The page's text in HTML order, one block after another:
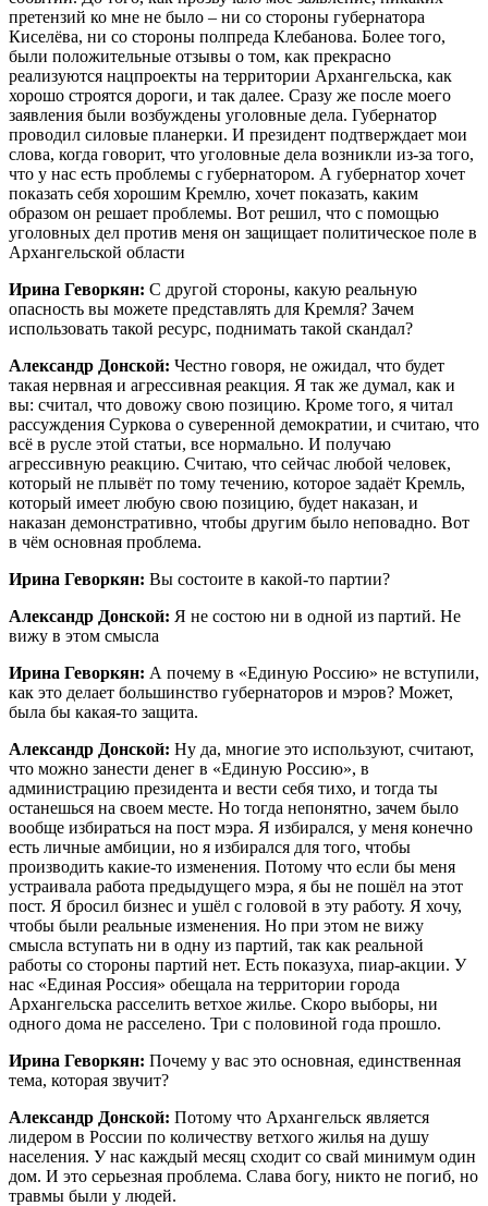
претензий ко мне не было – ни со стороны губернатора
Киселёва, ни со стороны полпреда Клебанова. Более того,
были положительные отзывы о том, как прекрасно
реализуются нацпроекты на территории Архангельска, как
хорошо строятся дороги, и так далее. Сразу же после моего
заявления были возбуждены уголовные дела. Губернатор
проводил силовые планерки. И президент подтверждает мои
слова, когда говорит, что уголовные дела возникли из-за того,
что у нас есть проблемы с губернатором. А губернатор хочет
показать себя хорошим Кремлю, хочет показать, каким
образом он решает проблемы. Вот решил, что с помощью
уголовных дел против меня он защищает политическое поле в
Архангельской области
Ирина Геворкян: С другой стороны, какую реальную
опасность вы можете представлять для Кремля? Зачем
использовать такой ресурс, поднимать такой скандал?
Александр Донской: Честно говоря, не ожидал, что будет
такая нервная и агрессивная реакция. Я так же думал, как и
вы: считал, что довожу свою позицию. Кроме того, я читал
рассуждения Суркова о суверенной демократии, и считаю, что
всё в русле этой статьи, все нормально. И получаю
агрессивную реакцию. Считаю, что сейчас любой человек,
который не плывёт по тому течению, которое задаёт Кремль,
который имеет любую свою позицию, будет наказан, и
наказан демонстративно, чтобы другим было неповадно. Вот
в чём основная проблема.
Ирина Геворкян: Вы состоите в какой-то партии?
Александр Донской: Я не состою ни в одной из партий. Не
вижу в этом смысла
Ирина Геворкян: А почему в «Единую Россию» не вступили,
как это делает большинство губернаторов и мэров? Может,
была бы какая-то защита.
Александр Донской: Ну да, многие это используют, считают,
что можно занести денег в «Единую Россию», в
администрацию президента и вести себя тихо, и тогда ты
останешься на своем месте. Но тогда непонятно, зачем было
вообще избираться на пост мэра. Я избирался, у меня конечно
есть личные амбиции, но я избирался для того, чтобы
производить какие-то изменения. Потому что если бы меня
устраивала работа предыдущего мэра, я бы не пошёл на этот
пост. Я бросил бизнес и ушёл с головой в эту работу. Я хочу,
чтобы были реальные изменения. Но при этом не вижу
смысла вступать ни в одну из партий, так как реальной
работы со стороны партий нет. Есть показуха, пиар-акции. У
нас «Единая Россия» обещала на территории города
Архангельска расселить ветхое жилье. Скоро выборы, ни
одного дома не расселено. Три с половиной года прошло.
Ирина Геворкян: Почему у вас это основная, единственная
тема, которая звучит?
Александр Донской: Потому что Архангельск является
лидером в России по количеству ветхого жилья на душу
населения. У нас каждый месяц сходит со свай минимум один
дом. И это серьезная проблема. Слава богу, никто не погиб, но
травмы были у людей.